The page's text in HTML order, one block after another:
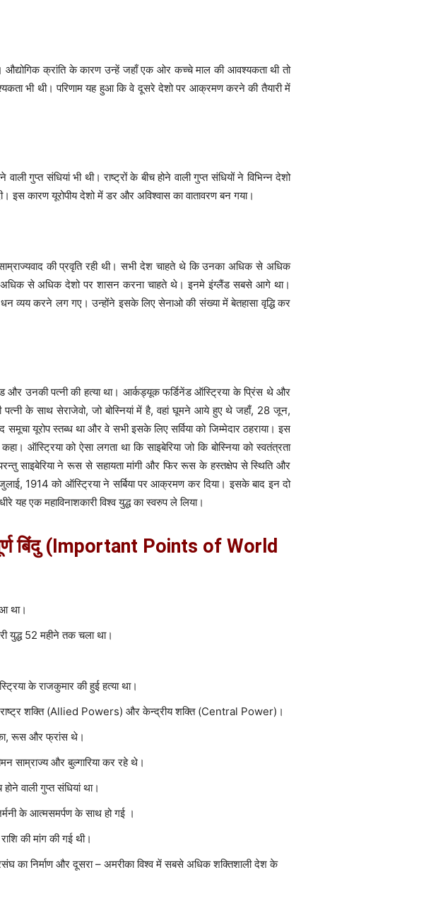
औद्योगिक क्रांति के कारण उन्हें जहाँ एक ओर कच्चे माल की आवश्यकता थी तो
भी थी। परिणाम यह हुआ कि वे दूसरे देशो पर आक्रमण करने की तैयारी में
गुप्त संधियां भी थी। राष्ट्रों के बीच होने वाली गुप्त संधियों ने विभिन्न देशो
इस कारण यूरोपीय देशो में डर और अविश्वास का वातावरण बन गया।
की प्रवृति रही थी। सभी देश चाहते थे कि उनका अधिक से अधिक
अधिक से अधिक देशो पर शासन करना चाहते थे। इनमे इंग्लैंड सबसे आगे था।
धन व्यय करने लग गए। उन्होंने इसके लिए सेनाओ की संख्या में बेतहासा वृद्धि कर
और उनकी पत्नी की हत्या था। आर्कड्यूक फर्डिनेंड ऑस्ट्रिया के प्रिंस थे और
के साथ सेराजेवो, जो बोस्नियां में है, वहां घूमने आये हुए थे जहाँ, 28 जून,
यूरोप स्तब्ध था और वे सभी इसके लिए सर्विया को जिम्मेदार ठहराया। इस
ऑस्ट्रिया को ऐसा लगता था कि साइबेरिया जो कि बोस्निया को स्वतंत्रता
साइबेरिया ने रूस से सहायता मांगी और फिर रूस के हस्तक्षेप से स्थिति और
1914 को ऑस्ट्रिया ने सर्बिया पर आक्रमण कर दिया। इसके बाद इन दो
यह एक महाविनाशकारी विश्व युद्ध का स्वरुप ले लिया।
बिंदु (Important Points of World
था।
युद्ध 52 महीने तक चला था।
के राजकुमार की हुई हत्या था।
राष्ट्र शक्ति (Allied Powers) और केन्द्रीय शक्ति (Central Power)।
रूस और फ्रांस थे।
साम्राज्य और बुल्गारिया कर रहे थे।
वाली गुप्त संधियां था।
के आत्मसमर्पण के साथ हो गई ।
की मांग की गई थी।
का निर्माण और दूसरा – अमरीका विश्व में सबसे अधिक शक्तिशाली देश के